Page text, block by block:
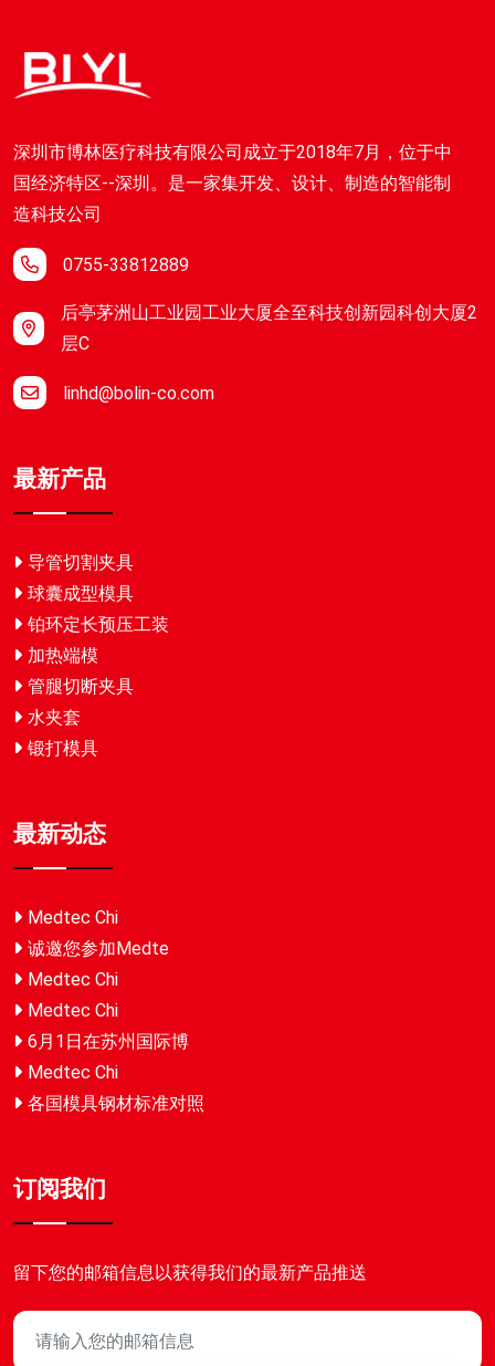
深圳市博林医疗科技有限公司成立于2018年7月，位于中
国经济特区--深圳。是一家集开发、设计、制造的智能制
造科技公司
0755-33812889
后亭茅洲山工业园工业大厦全至科技创新园科创大厦2
层C
linhd@bolin-co.com
最新产品
导管切割夹具
球囊成型模具
铂环定长预压工装
加热端模
管腿切断夹具
水夹套
锻打模具
最新动态
Medtec Chi
诚邀您参加Medte
Medtec Chi
Medtec Chi
6月1日在苏州国际博
Medtec Chi
各国模具钢材标准对照
订阅我们
留下您的邮箱信息以获得我们的最新产品推送